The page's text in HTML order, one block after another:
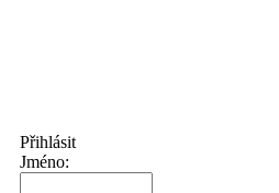
Přihlásit
Jméno: